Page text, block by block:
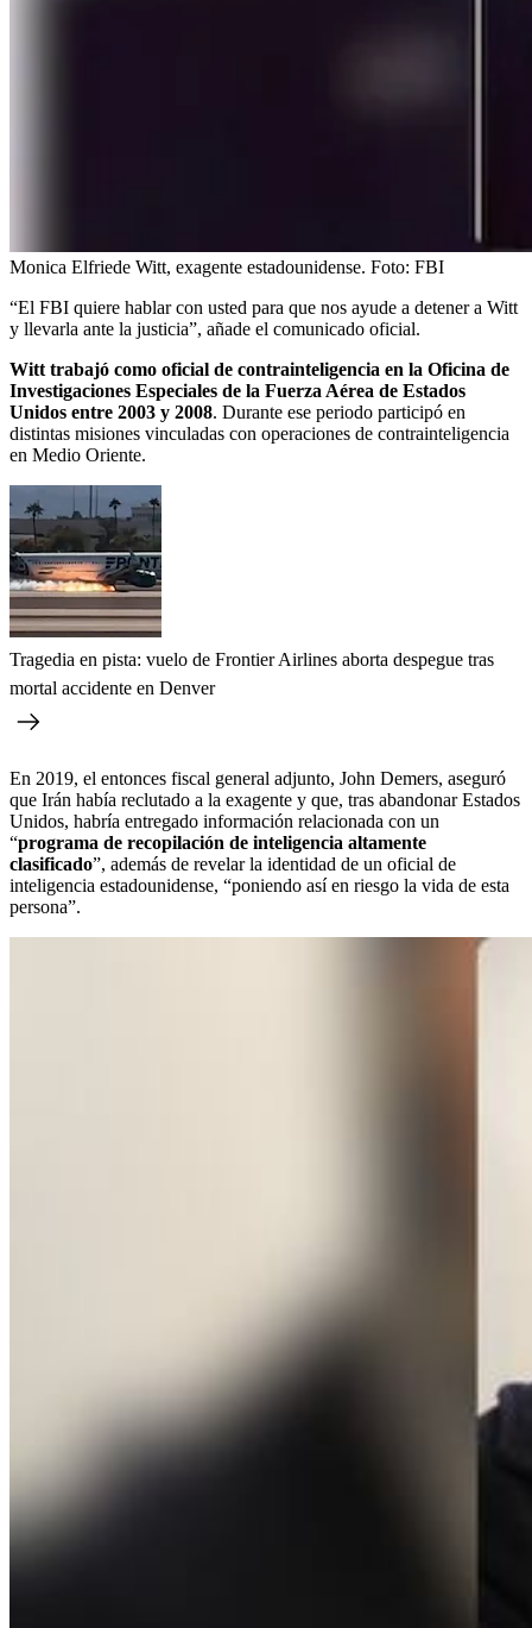
Monica Elfriede Witt, exagente estadounidense. Foto: FBI
“El FBI quiere hablar con usted para que nos ayude a detener a Witt
y llevarla ante la justicia”, añade el comunicado oficial.
Witt trabajó como oficial de contrainteligencia en la Oficina de
Investigaciones Especiales de la Fuerza Aérea de Estados
Unidos entre 2003 y 2008. Durante ese periodo participó en
distintas misiones vinculadas con operaciones de contrainteligencia
en Medio Oriente.
Tragedia en pista: vuelo de Frontier Airlines aborta despegue tras
mortal accidente en Denver
En 2019, el entonces fiscal general adjunto, John Demers, aseguró
que Irán había reclutado a la exagente y que, tras abandonar Estados
Unidos, habría entregado información relacionada con un
“programa de recopilación de inteligencia altamente
clasificado”, además de revelar la identidad de un oficial de
inteligencia estadounidense, “poniendo así en riesgo la vida de esta
persona”.